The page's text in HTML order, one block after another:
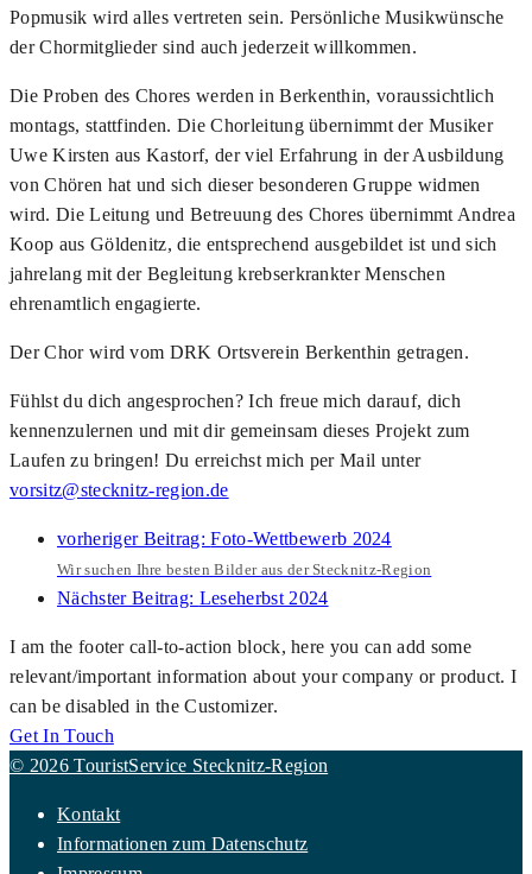
Popmusik wird alles vertreten sein. Persönliche Musikwünsche
der Chormitglieder sind auch jederzeit willkommen.
Die Proben des Chores werden in Berkenthin, voraussichtlich
montags, stattfinden. Die Chorleitung übernimmt der Musiker
Uwe Kirsten aus Kastorf, der viel Erfahrung in der Ausbildung
von Chören hat und sich dieser besonderen Gruppe widmen
wird. Die Leitung und Betreuung des Chores übernimmt Andrea
Koop aus Göldenitz, die entsprechend ausgebildet ist und sich
jahrelang mit der Begleitung krebserkrankter Menschen
ehrenamtlich engagierte.
Der Chor wird vom DRK Ortsverein Berkenthin getragen.
Fühlst du dich angesprochen? Ich freue mich darauf, dich
kennenzulernen und mit dir gemeinsam dieses Projekt zum
Laufen zu bringen! Du erreichst mich per Mail unter
vorsitz@stecknitz-region.de
vorheriger Beitrag:Foto-Wettbewerb 2024
Wir suchen Ihre besten Bilder aus der Stecknitz-Region
Nächster Beitrag: Leseherbst 2024
I am the footer call-to-action block, here you can add some
relevant/important information about your company or product. I
can be disabled in the Customizer.
Get In Touch
© 2026 TouristService Stecknitz-Region
Kontakt
Informationen zum Datenschutz